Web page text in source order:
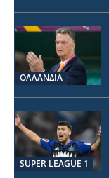
OΛΛΑΝΔΊΑ
SUPER LEAGUE 1